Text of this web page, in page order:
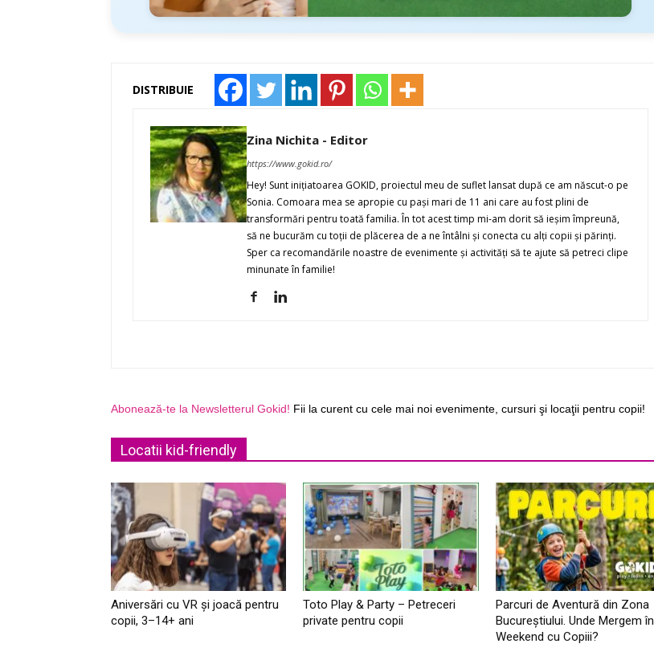
DISTRIBUIE
Zina Nichita - Editor
https://www.gokid.ro/
Hey! Sunt iniţiatoarea GOKID, proiectul meu de suflet lansat după ce am născut-o pe
Sonia. Comoara mea se apropie cu paşi mari de 11 ani care au fost plini de
transformări pentru toată familia. În tot acest timp mi-am dorit să ieşim împreună,
să ne bucurăm cu toţii de plăcerea de a ne întâlni şi conecta cu alţi copii şi părinţi.
Sper ca recomandările noastre de evenimente şi activităţi să te ajute să petreci clipe
minunate în familie!
Abonează-te la Newsletterul Gokid! Fii la curent cu cele mai noi evenimente, cursuri şi locaţii pentru copii!
Locatii kid-friendly
Aniversări cu VR și joacă pentru
copii, 3–14+ ani
Toto Play & Party – Petreceri
private pentru copii
Parcuri de Aventură din Zona
Bucureştiului. Unde Mergem în
Weekend cu Copiii?